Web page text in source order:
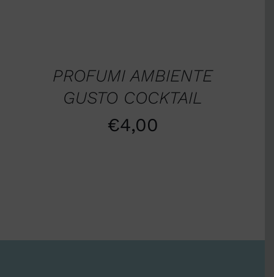
PROFUMI AMBIENTE
GUSTO COCKTAIL
€4,00